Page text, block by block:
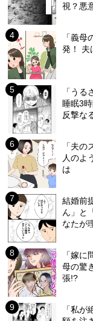
視？悪
「義
発！ 夫
「う
睡眠3
反撃な
「夫
人のよ
は
結婚前
ん」と
なたが
「嫁
母の驚
張!?
「私